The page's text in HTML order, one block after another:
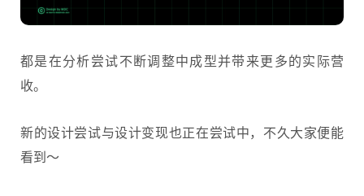
都是在分析尝试不断调整中成型并带来更多的实际营
收。
新的设计尝试与设计变现也正在尝试中，不久大家便能
看到～